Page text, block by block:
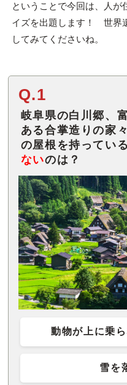
ということで今回は、人が
イズを出題します！ 世界
してみてくださいね。
Q.1
岐阜県の白川郷、
ある合掌造りの家
の屋根を持ってい
ないのは？
動物が上に乗
雪を